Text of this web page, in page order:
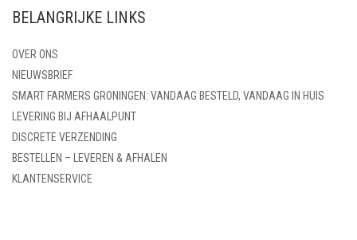
BELANGRIJKE LINKS
OVER ONS
NIEUWSBRIEF
SMART FARMERS GRONINGEN: VANDAAG BESTELD, VANDAAG IN HUIS
LEVERING BIJ AFHAALPUNT
DISCRETE VERZENDING
BESTELLEN – LEVEREN & AFHALEN
KLANTENSERVICE